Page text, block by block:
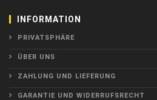
INFORMATION
PRIVATSPHÄRE
ÜBER UNS
ZAHLUNG UND LIEFERUNG
GARANTIE UND WIDERRUFSRECHT